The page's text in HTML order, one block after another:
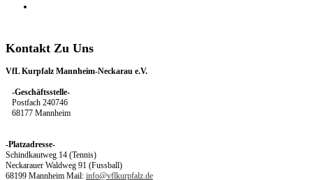
Kontakt Zu Uns
VfL Kurpfalz Mannheim-Neckarau e.V.
-Geschäftsstelle-
Postfach 240746
68177 Mannheim
-Platzadresse-
Schindkautweg 14 (Tennis)
Neckarauer Waldweg 91 (Fussball)
68199 Mannheim Mail: info@vflkurpfalz.de